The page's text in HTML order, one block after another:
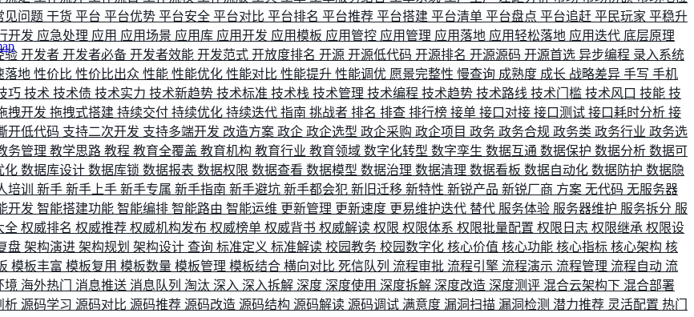
见问题 干货 平台 平台优势 平台安全 平台对比 平台排名 平台推荐 平台搭建 平台清单 平台盘点 平台追赶 平民玩家 平稳升
开发 应急处理 应用 应用场景 应用库 应用开发 应用模板 应用管控 应用管理 应用落地 应用轻松落地 应用迭代 底层原理
验 开发者 开发者必备 开发者效能 开发范式 开放度排名 开源 开源低代码 开源排名 开源源码 开源首选 异步编程 录入系统
落地 性价比 性价比出众 性能 性能优化 性能对比 性能提升 性能调优 愿景完整性 慢查询 成熟度 成长 战略差异 手写 手机
巧 技术 技术债 技术实力 技术新趋势 技术标准 技术栈 技术管理 技术编程 技术趋势 技术路线 技术门槛 技术风口 技能 技
拽开发 拖拽式搭建 持续交付 持续优化 持续迭代 指南 挑战者 排名 排查 排行榜 接单 接口对接 接口测试 接口耗时分析 接
开低代码 支持二次开发 支持多端开发 改造方案 政企 政企选型 政企采购 政企项目 政务 政务合规 政务类 政务行业 政务选
务管理 教学思路 教程 教育全覆盖 教育机构 教育行业 教育领域 数字化转型 数字孪生 数据互通 数据保护 数据分析 数据可
化 数据库设计 数据库锁 数据报表 数据权限 数据查看 数据模型 数据治理 数据清理 数据看板 数据自动化 数据防护 数据隐
培训 新手 新手上手 新手专属 新手指南 新手避坑 新手都会犯 新旧迁移 新特性 新锐产品 新锐厂商 方案 无代码 无服务器
开发 智能搭建功能 智能编排 智能路由 智能运维 更新管理 更新速度 更易维护迭代 替代 服务体验 服务器维护 服务拆分 服
全 权威排名 权威推荐 权威机构发布 权威榜单 权威背书 权威解读 权限 权限体系 权限批量配置 权限日志 权限继承 权限设
盘 架构演进 架构规划 架构设计 查询 标准定义 标准解读 校园教务 校园数字化 核心价值 核心功能 核心指标 核心架构 核
模板丰富 模板复用 模板数量 模板管理 模板结合 横向对比 死信队列 流程审批 流程引擎 流程演示 流程管理 流程自动 流
境 海外热门 消息推送 消息队列 淘汰 深入 深入拆解 深度 深度使用 深度拆解 深度改造 深度测评 混合云架构下 混合部署
析 源码学习 源码对比 源码推荐 源码改造 源码结构 源码解读 源码调试 满意度 漏洞扫描 漏洞检测 潜力推荐 灵活配置 热门